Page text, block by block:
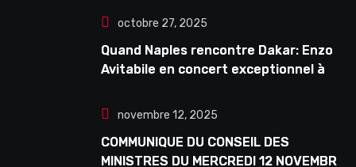
octobre 27, 2025
Quand Naples rencontre Dakar: Enzo
Avitabile en concert exceptionnel à
novembre 12, 2025
COMMUNIQUE DU CONSEIL DES
MINISTRES DU MERCREDI 12 NOVEMBRE